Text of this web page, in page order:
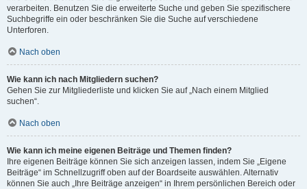
verarbeiten. Benutzen Sie die erweiterte Suche und geben Sie spezifischere
Suchbegriffe ein oder beschränken Sie die Suche auf verschiedene
Unterforen.
Nach oben
Wie kann ich nach Mitgliedern suchen?
Gehen Sie zur Mitgliederliste und klicken Sie auf „Nach einem Mitglied
suchen“.
Nach oben
Wie kann ich meine eigenen Beiträge und Themen finden?
Ihre eigenen Beiträge können Sie sich anzeigen lassen, indem Sie „Eigene
Beiträge“ im Schnellzugriff oben auf der Boardseite auswählen. Alternativ
können Sie auch „Ihre Beiträge anzeigen“ in Ihrem persönlichen Bereich oder